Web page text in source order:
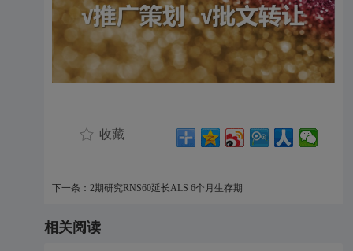
收藏
下一条：2期研究RNS60延长ALS 6个月生存期
相关阅读